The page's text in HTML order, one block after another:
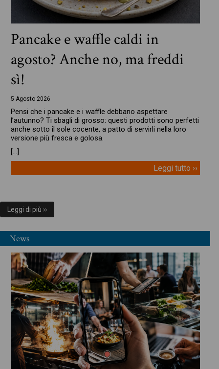
Pancake e waffle caldi in
agosto? Anche no, ma freddi
sì!
5 Agosto 2026
Pensi che i pancake e i waffle debbano aspettare
l’autunno? Ti sbagli di grosso: questi prodotti sono perfetti
anche sotto il sole cocente, a patto di servirli nella loro
versione più fresca e golosa.
[…]
Leggi tutto ››
Leggi di più ››
News